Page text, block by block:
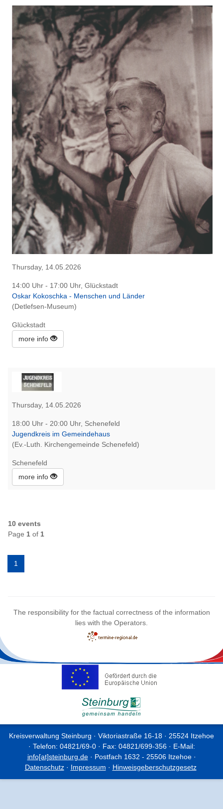
Thursday, 14.05.2026
14:00 Uhr - 17:00 Uhr, Glückstadt
Oskar Kokoschka - Menschen und Länder
(Detlefsen-Museum)
Glückstadt
more info
Thursday, 14.05.2026
18:00 Uhr - 20:00 Uhr, Schenefeld
Jugendkreis im Gemeindehaus
(Ev.-Luth. Kirchengemeinde Schenefeld)
Schenefeld
more info
10 events
Page 1 of 1
1
The responsibility for the factual correctness of the information
lies with the Operators.
Kreisverwaltung Steinburg · Viktoriastraße 16-18 · 25524 Itzehoe
· Telefon: 04821/69-0 · Fax: 04821/699-356 · E-Mail:
info[at]steinburg.de· Postfach 1632 - 25506 Itzehoe ·
Datenschutz· Impressum · Hinweisgeberschutzgesetz